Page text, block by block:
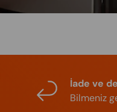
İade ve
Bilmeniz